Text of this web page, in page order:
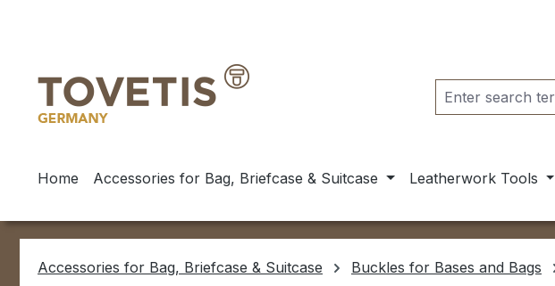
Home Accessories for Bag, Briefcase & Suitcase Leatherwork Tools
Accessories for Bag, Briefcase & Suitcase Buckles for Bases and Bags